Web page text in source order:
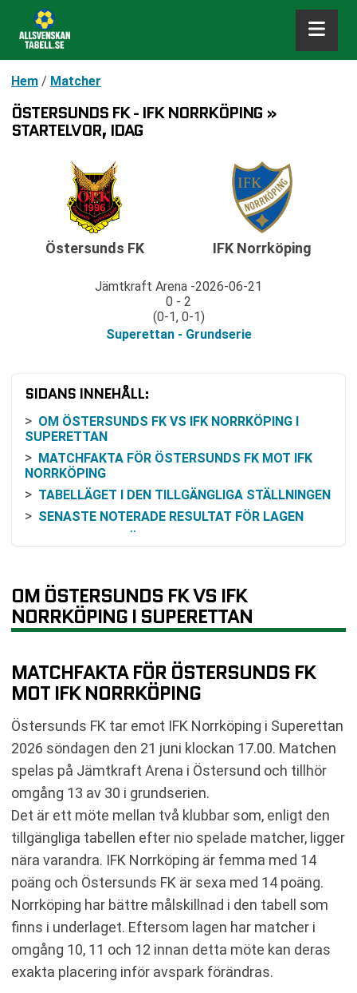
Hem / Matcher
ÖSTERSUNDS FK - IFK NORRKÖPING »
STARTELVOR, IDAG
Östersunds FK
Jämtkraft Arena 2026-06-21
0 - 2
(0-1, 0-1)
Superettan - Grundserie
IFK Norrköping
SIDANS INNEHÅLL:
OM ÖSTERSUNDS FK VS IFK NORRKÖPING I
SUPERETTAN
MATCHFAKTA FÖR ÖSTERSUNDS FK MOT IFK
NORRKÖPING
TABELLÄGET I DEN TILLGÄNGLIGA STÄLLNINGEN
SENASTE NOTERADE RESULTAT FÖR LAGEN
SÅ KAN MATCHEN FÖLJAS PÅ TV ELLER ONLINE
KOMMANDE MATCHER FÖRE MÖTET
VANLIGA FRÅGOR OM ÖSTERSUNDS FK VS IFK
RELATERADE NYHETER
OM ÖSTERSUNDS FK VS IFK
NORRKÖPING I SUPERETTAN
MATCHFAKTA FÖR ÖSTERSUNDS FK
MOT IFK NORRKÖPING
Östersunds FK tar emot IFK Norrköping i Superettan
2026 söndagen den 21 juni klockan 17.00. Matchen
spelas på Jämtkraft Arena i Östersund och tillhör
omgång 13 av 30 i grundserien.
Det är ett möte mellan två klubbar som, enligt den
tillgängliga tabellen efter nio spelade matcher, ligger
nära varandra. IFK Norrköping är femma med 14
poäng och Östersunds FK är sexa med 14 poäng.
Norrköping har bättre målskillnad i den tabell som
finns i underlaget. Eftersom lagen har matcher i
omgång 10, 11 och 12 innan detta möte kan deras
exakta placering inför avspark förändras.